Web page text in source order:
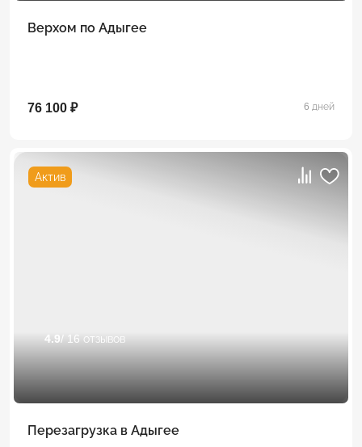
Верхом по Адыгее
76 100 ₽ 6 дней
Актив
4.9 / 16 отзывов
Перезагрузка в Адыгее